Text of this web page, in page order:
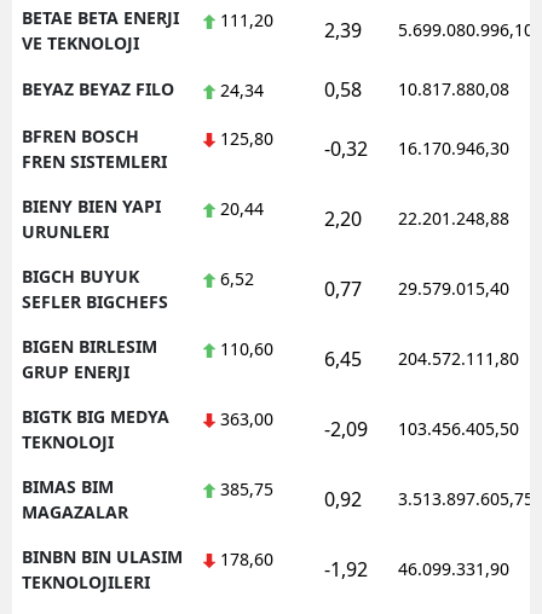
BETAE BETA ENERJI
VE TEKNOLOJI
111,20 2,39 5.699.080.996,10
BEYAZ BEYAZ FILO 24,34 0,58 10.817.880,08
BFREN BOSCH
FREN SISTEMLERI
125,80 -0,32 16.170.946,30
BIENY BIEN YAPI
URUNLERI
20,44 2,20 22.201.248,88
BIGCH BUYUK
SEFLER BIGCHEFS
6,52 0,77 29.579.015,40
BIGEN BIRLESIM
GRUP ENERJI
110,60 6,45 204.572.111,80
BIGTK BIG MEDYA
TEKNOLOJI
363,00 -2,09 103.456.405,50
BIMAS BIM
MAGAZALAR
385,75 0,92 3.513.897.605,75
BINBN BIN ULASIM
TEKNOLOJILERI
178,60 -1,92 46.099.331,90